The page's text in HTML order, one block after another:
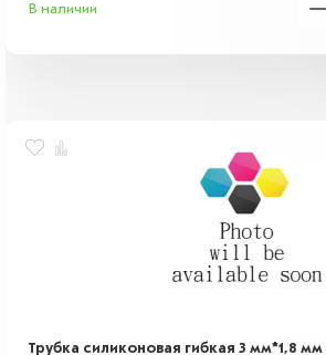
В наличии
Трубка силиконовая гибкая 3 мм*1,8 мм